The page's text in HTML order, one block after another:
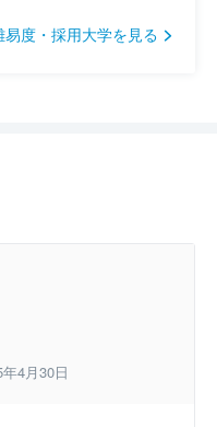
易度・採用大学を見る
4月30日